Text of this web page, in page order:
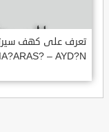
تعرف على كهف
– AYD?N